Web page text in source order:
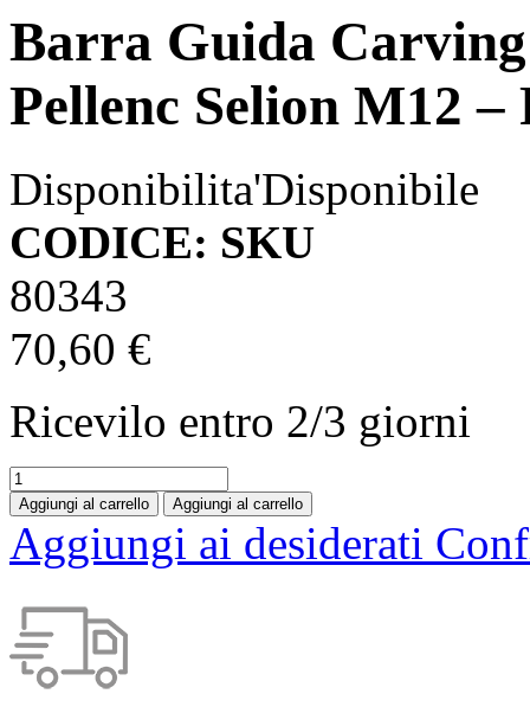
Barra Guida
Pellenc Selion M12
Disponibilita'Disponibile
CODICE: SKU
80343
70,60 €
Ricevilo entro 2/3 giorni
Aggiungi al carrello Aggiungi al carrello
Aggiungi ai desiderati